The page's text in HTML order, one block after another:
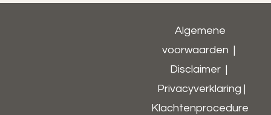
Algemene
voorwaarden |
Disclaimer |
Privacyverklaring |
Klachtenprocedure